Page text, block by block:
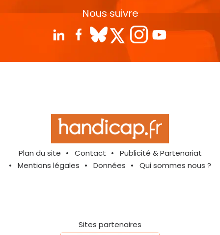
Nous suivre
Plan du site Contact
Publicité & Partenariat
Mentions légales
Données Qui sommes nous ?
Sites partenaires